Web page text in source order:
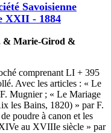
Savoisienne
XXII - 1884
& Marie-Girod &
comprenant LI + 395
Avec les articles : « Le
Mugnier ; « Le Mariage
les Bains, 1820) » par F.
poudre à canon et les
au XVIIIe siècle » par